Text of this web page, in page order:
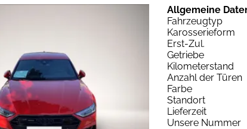
Allgemeine
Fahrzeugtyp
Karosserieform
Erst-Zul.
Getriebe
Kilometerstand
Anzahl der Türen
Farbe
Standort
Lieferzeit
Unsere Nummer